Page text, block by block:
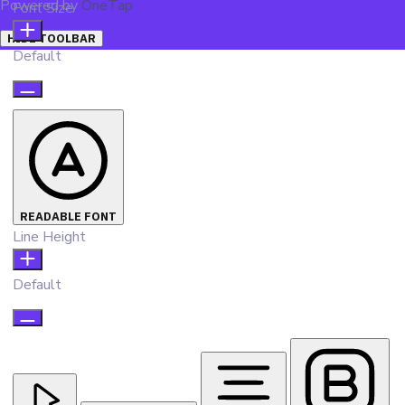
Powered byOneTap
HIDE TOOLBAR
Font Size
Default
READABLE FONT
Line Height
Default